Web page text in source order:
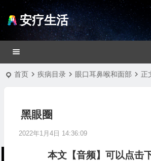
安疗生活
首页 疾病目录 眼口耳鼻喉和面部 正
黑眼圈
2022年1月4日 14:36:09
本文【音频】可以点击